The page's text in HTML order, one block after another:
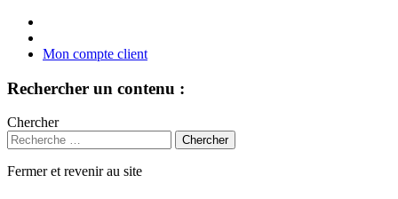
Mon compte client
Rechercher un contenu :
Chercher
Fermer et revenir au site